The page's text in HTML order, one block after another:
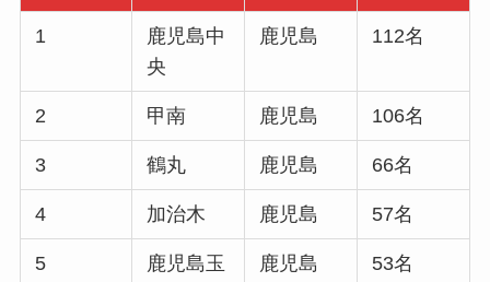
1
鹿児島中
央
鹿児島 112名
2 甲南 鹿児島 106名
3 鶴丸 鹿児島 66名
4 加治木 鹿児島 57名
5
鹿児島玉
鹿児島 53名